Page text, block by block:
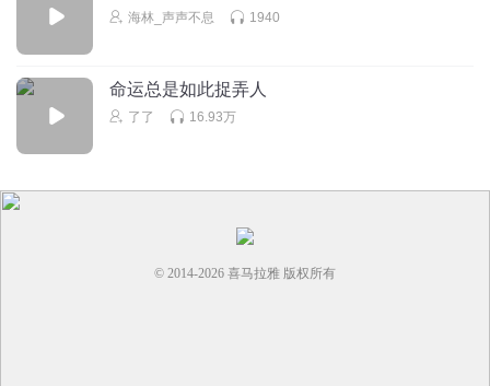
海林_声声不息 1940
命运总是如此捉弄人
了了 16.93万
© 2014-2026 喜马拉雅 版权所有